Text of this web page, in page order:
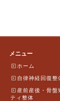
メニュー
ホーム
自律神経回復整
産前産後・骨盤
ティ整体